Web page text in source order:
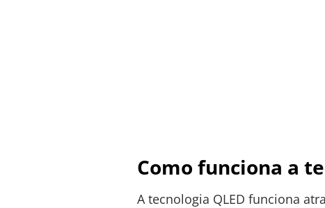
Como funciona a
A tecnologia QLED funciona